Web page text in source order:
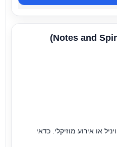
מתאים במיוחד כשיש ערב DJ, ויניל או אירוע מוזיקלי. כדאי